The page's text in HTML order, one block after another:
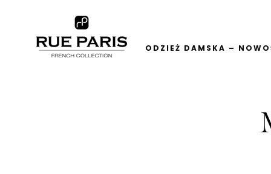
ODZIEŻ DAMSKA –